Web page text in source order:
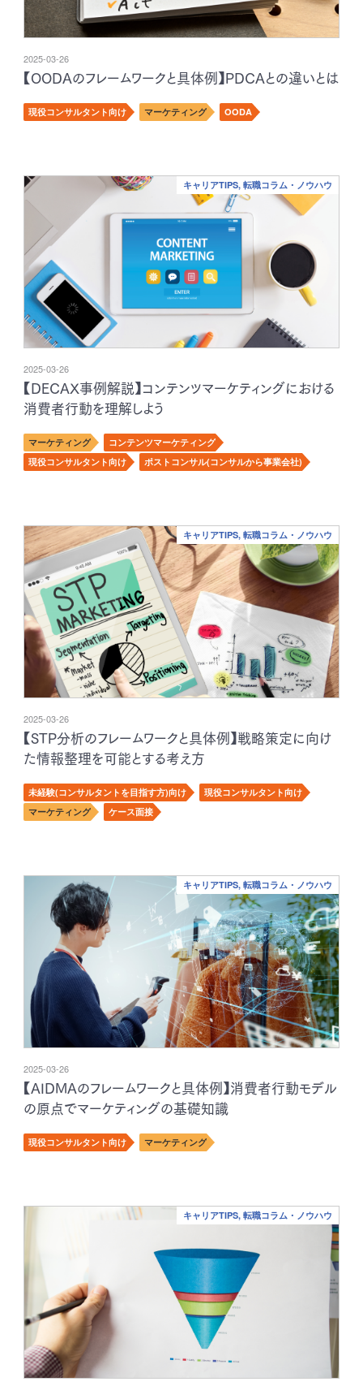
2025-03-26
【OODAのフレームワークと具体例】PDCAとの違いとは
現役コンサルタント向け マーケティング OODA
キャリアTIPS, 転職コラム・ノウハウ
2025-03-26
【DECAX事例解説】コンテンツマーケティングにおける
消費者行動を理解しよう
マーケティング
コンテンツマーケティング
現役コンサルタント向け
ポストコンサル(コンサルから事業会社)
キャリアTIPS, 転職コラム・ノウハウ
2025-03-26
【STP分析のフレームワークと具体例】戦略策定に向け
た情報整理を可能とする考え方
未経験(コンサルタントを目指す方)向け
現役コンサルタント向け
マーケティング
ケース面接
キャリアTIPS, 転職コラム・ノウハウ
2025-03-26
【AIDMAのフレームワークと具体例】消費者行動モデル
の原点でマーケティングの基礎知識
現役コンサルタント向け マーケティング
キャリアTIPS, 転職コラム・ノウハウ